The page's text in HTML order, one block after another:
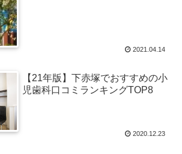
2021.04.14
【21年版】下赤塚でおすすめの小
児歯科口コミランキングTOP8
2020.12.23